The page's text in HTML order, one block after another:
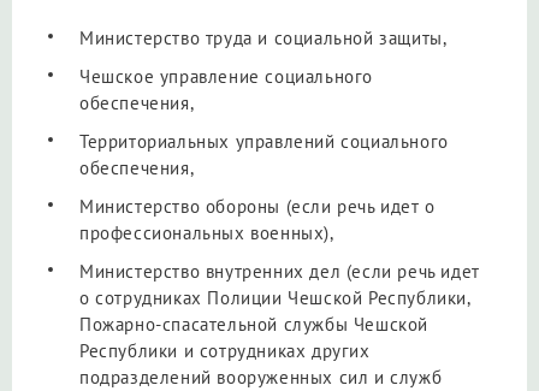
Министерство труда и социальной защиты,
Чешское управление социального
обеспечения,
Территориальных управлений социального
обеспечения,
Министерство обороны (если речь идет о
профессиональных военных),
Министерство внутренних дел (если речь идет
о сотрудниках Полиции Чешской Республики,
Пожарно-спасательной службы Чешской
Республики и сотрудниках других
подразделений вооруженных сил и служб